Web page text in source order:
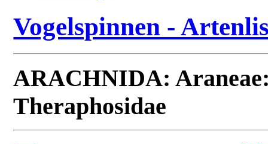
Vogelspinnen -
ARACHNIDA:
Theraphosidae